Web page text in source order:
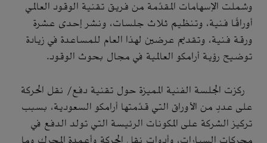
وشملت الإسهامات المقدَّمة من فريق تقنية الوقود العالمي
أوراقًا فنية، وتنظيم ثلاث جلسات، ونشر إحدى عشرة
ورقة فنية، وتقديم عرضين لهذا العام للمساعدة في زيادة
توضيح رؤية أرامكو العالمية في مجال بحوث الوقود.
ركزت الجلسة الفنية المميزة حول تقنية دفع/ نقل الحركة
على عددٍ من الأوراق التي قدَّمتها أرامكو السعودية، بسبب
تركيز الشركة على المكونات الرئيسة التي تولد الدفع في
محركات السيارات، وأدوات نقل الحركة وأعمدة المحرك وما